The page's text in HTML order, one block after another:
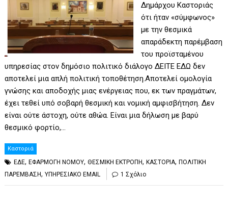
Δημάρχου Καστοριάς
ότι ήταν «σύμφωνος»
με την θεσμικά
απαράδεκτη παρέμβαση
του προϊσταμένου
υπηρεσίας στον δημόσιο πολιτικό διάλογο ΔΕΙΤΕ ΕΔΩ δεν
αποτελεί μια απλή πολιτική τοποθέτηση.Αποτελεί ομολογία
γνώσης και αποδοχής μιας ενέργειας που, εκ των πραγμάτων,
έχει τεθεί υπό σοβαρή θεσμική και νομική αμφισβήτηση. Δεν
είναι ούτε άστοχη, ούτε αθώα. Είναι μια δήλωση με βαρύ
θεσμικό φορτίο,…
Καστοριά
ΕΔΕ,ΕΦΑΡΜΟΓΗ ΝΟΜΟΥ,ΘΕΣΜΙΚΗ ΕΚΤΡΟΠΗ,ΚΑΣΤΟΡΙΑ,ΠΟΛΙΤΙΚΗ
ΠΑΡΕΜΒΑΣΗ,ΥΠΗΡΕΣΙΑΚΟ EMAIL 1 Σχόλιο